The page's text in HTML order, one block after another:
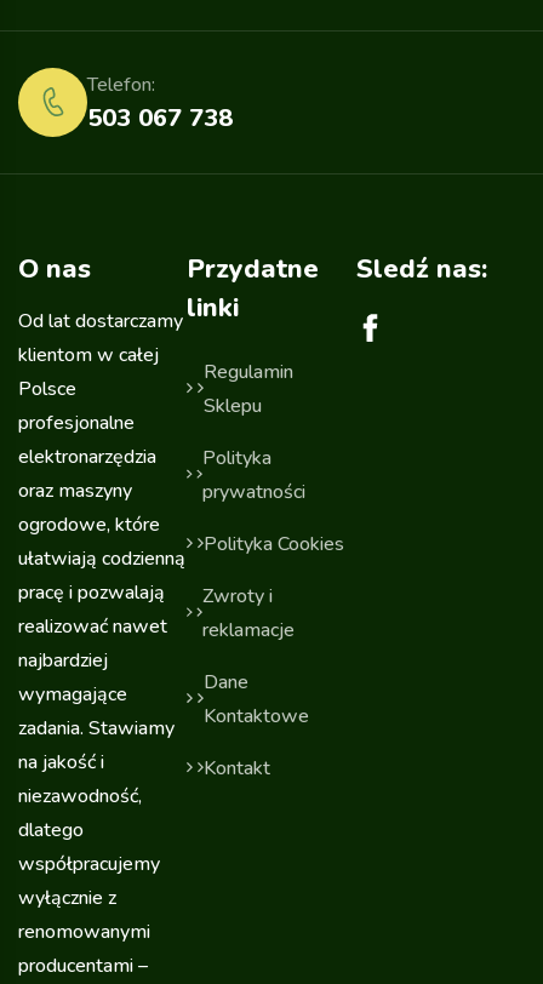
503 067 738
Telefon:
O nas
Od lat dostarczamy
klientom w całej
Polsce
profesjonalne
elektronarzędzia
oraz maszyny
ogrodowe, które
ułatwiają codzienną
pracę i pozwalają
realizować nawet
najbardziej
wymagające
zadania. Stawiamy
na jakość i
niezawodność,
dlatego
współpracujemy
wyłącznie z
renomowanymi
producentami –
Przydatne
linki
Regulamin
Sklepu
Polityka
prywatności
Polityka Cookies
Zwroty i
reklamacje
Dane
Kontaktowe
Kontakt
Sledź nas: